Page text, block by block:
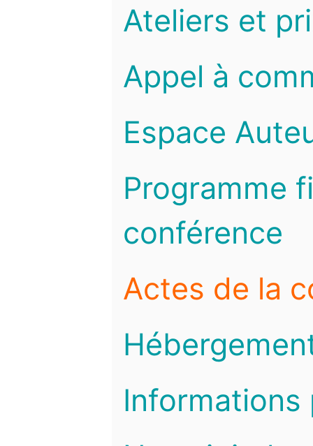
Ateliers et
Appel à
Espace
Programme
conférence
Actes de la
Informations